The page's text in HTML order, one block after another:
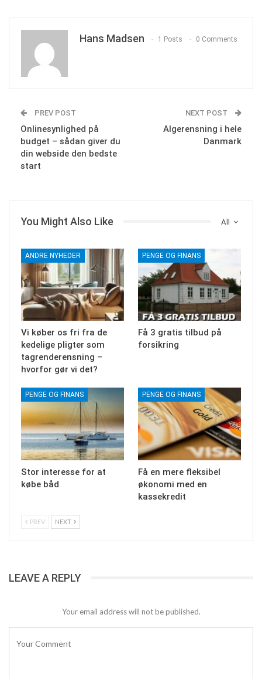
Hans Madsen 1 Posts 0 Comments
PREV POST
Onlinesynlighed på
budget – sådan giver du
din webside den bedste
start
NEXT POST
Algerensning i hele
Danmark
All
You Might Also Like
ANDRE NYHEDER
Vi køber os fri fra de
kedelige pligter som
tagrenderensning –
hvorfor gør vi det?
PENGE OG FINANS
Få 3 gratis tilbud på
forsikring
PENGE OG FINANS
Stor interesse for at
købe båd
PENGE OG FINANS
Få en mere fleksibel
økonomi med en
kassekredit
PREV NEXT
LEAVE A REPLY
Your email address will not be published.